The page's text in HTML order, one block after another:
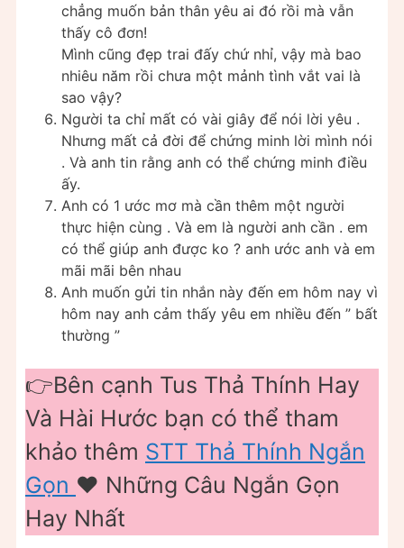
chẳng muốn bản thân yêu ai đó rồi mà vẫn
thấy cô đơn!
Mình cũng đẹp trai đấy chứ nhỉ, vậy mà bao
nhiêu năm rồi chưa một mảnh tình vắt vai là
sao vậy?
Người ta chỉ mất có vài giây để nói lời yêu .
Nhưng mất cả đời để chứng minh lời mình nói
. Và anh tin rằng anh có thể chứng minh điều
ấy.
Anh có 1 ước mơ mà cần thêm một người
thực hiện cùng . Và em là người anh cần . em
có thể giúp anh được ko ? anh ước anh và em
mãi mãi bên nhau
Anh muốn gửi tin nhắn này đến em hôm nay vì
hôm nay anh cảm thấy yêu em nhiều đến ” bất
thường ”
👉Bên cạnh Tus Thả Thính Hay
Và Hài Hước bạn có thể tham
khảo thêm STT Thả Thính Ngắn
Gọn ❤️️ Những Câu Ngắn Gọn
Hay Nhất